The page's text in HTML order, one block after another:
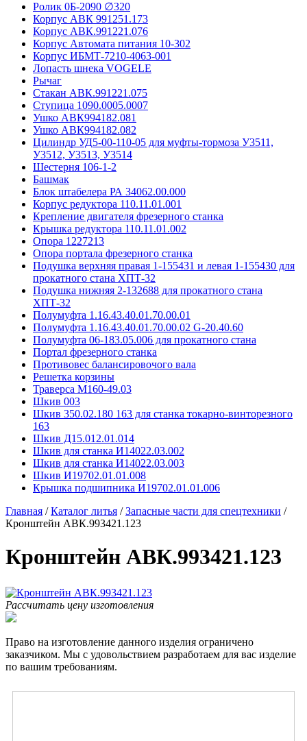
Ролик 0Б-2090 ∅320
Корпус АВК 991251.173
Корпус АВК.991221.076
Корпус Автомата питания 10-302
Корпус ИБМТ-7210-4063-001
Лопасть шнека VOGELE
Рычаг
Стакан АВК.991221.075
Ступица 1090.0005.0007
Ушко АВК994182.081
Ушко АВК994182.082
Цилиндр УД5-00-110-05 для муфты-тормоза У3511,
У3512, У3513, У3514
Шестерня 106-1-2
Башмак
Блок штабелера РА 34062.00.000
Корпус редуктора 110.11.01.001
Крепление двигателя фрезерного станка
Крышка редуктора 110.11.01.002
Опора 1227213
Опора портала фрезерного станка
Подушка верхняя правая 1-155431 и левая 1-155430 для
прокатного стана ХПТ-32
Подушка нижняя 2-132688 для прокатного стана
ХПТ-32
Полумуфта 1.16.43.40.01.70.00.01
Полумуфта 1.16.43.40.01.70.00.02 G-20.40.60
Полумуфта 06-183.05.006 для прокатного стана
Портал фрезерного станка
Противовес балансировочого вала
Решетка корзины
Траверса М160-49.03
Шкив 003
Шкив 350.02.180 163 для станка токарно-винторезного
163
Шкив Д15.012.01.014
Шкив для станка И14022.03.002
Шкив для станка И14022.03.003
Шкив И19702.01.01.008
Крышка подшипника И19702.01.01.006
Главная /Каталог литья /Запасные части для спецтехники /
Кронштейн АВК.993421.123
Кронштейн АВК.993421.123
Рассчитать цену изготовления
Право на изготовление данного изделия ограничено
заказчиком. Мы с удовольствием разработаем для вас изделие
по вашим требованиям.